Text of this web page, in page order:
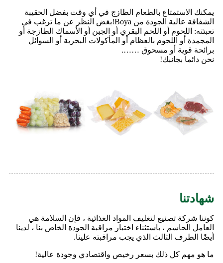
يمكنك الاستمتاع بالطعام الطازج في أي وقت بفضل الحقيبة
الشفافة عالية الجودة من Boya!بغض النظر عن ما ترغب في
تعبئته: اللحوم أو اللحم البقري أو الجبن أو الأسماك الطازجة أو
المجمدة أو اللحوم بالعظام أو المأكولات البحرية أو السوائل
برائحة قوية أو مسحوق …….
نحن دائما بجانبك!
شهادتنا
كوننا شركة تصنيع لتغليف المواد الغذائية ، فإن السلامة هي
العامل الحاسم ، باستثناء اختبار مراقبة الجودة الخاص بنا ، لدينا
أيضًا الطرف الثالث الذي يجب مراقبته علينا.
ما هو مهم كل ذلك بسعر رخيص واقتصادي وجودة عالية!